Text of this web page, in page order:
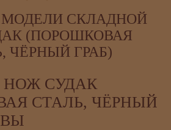
СКЛАДНОЙ
(ПОРОШКОВАЯ
ЧЁРНЫЙ ГРАБ)
СУДАК
СТАЛЬ, ЧЁРНЫЙ